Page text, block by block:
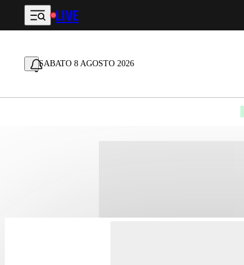
Vai al contenuto principale
LIVE
SABATO 8 AGOSTO 2026